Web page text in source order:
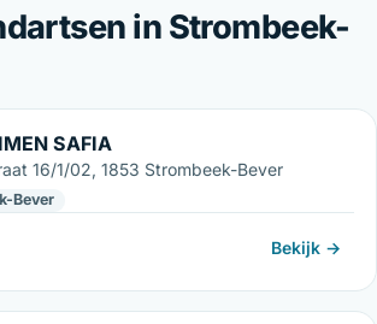
in Strombeek-
SAFIA
16/1/02, 1853 Strombeek-Bever
Bever
Bekijk →